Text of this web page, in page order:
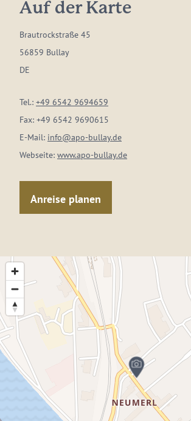
Auf der Karte
Brautrockstraße 45
56859 Bullay
DE
Tel.: +49 6542 9694659
Fax: +49 6542 9690615
E-Mail: info@apo-bullay.de
Webseite: www.apo-bullay.de
Anreise planen